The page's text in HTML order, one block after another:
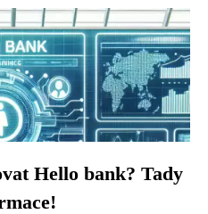
Hello bank? Tady